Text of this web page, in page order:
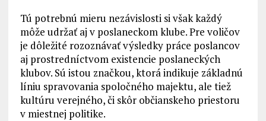
Tú potrebnú mieru nezávislosti si však každý
môže udržať aj v poslaneckom klube. Pre voličov
je dôležité rozoznávať výsledky práce poslancov
aj prostredníctvom existencie poslaneckých
klubov. Sú istou značkou, ktorá indikuje základnú
líniu spravovania spoločného majektu, ale tiež
kultúru verejného, či skôr občianskeho priestoru
v miestnej politike.